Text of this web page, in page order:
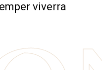
viverra